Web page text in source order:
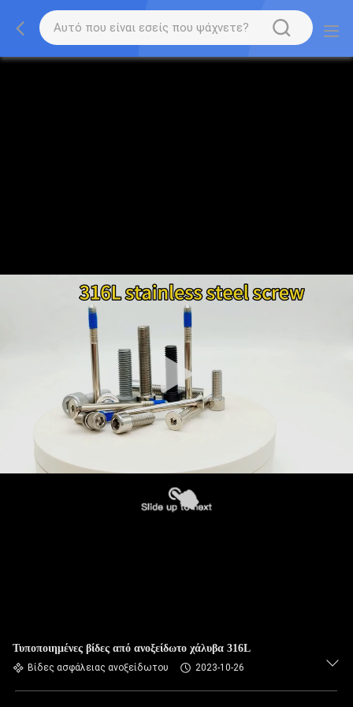
Τυποποιημένες βίδες από ανοξείδωτο χάλυβα 316L
Βίδες ασφάλειας ανοξείδωτου 2023-10-26